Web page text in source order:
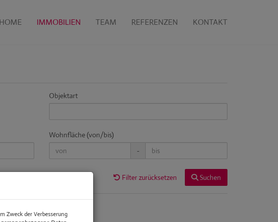
HOME IMMOBILIEN TEAM REFERENZEN KONTAKT
Objektart
Wohnfläche (von/bis)
-
Filter zurücksetzen Suchen
Zweck der Verbesserung